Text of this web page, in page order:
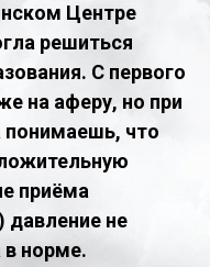
Центре
решиться
С первого
на аферу, но при
понимаешь, что
приёма
давление не
в норме.